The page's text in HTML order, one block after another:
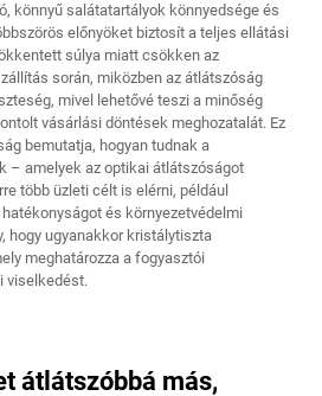
könnyű salátatartályok könnyedsége és
előnyöket biztosít a teljes ellátási
súlya miatt csökken az
során, miközben az átlátszóság
mivel lehetővé teszi a minőség
vásárlási döntések meghozatalát. Ez
bemutatja, hogyan tudnak a
– amelyek az optikai átlátszóságot
több üzleti célt is elérni, például
és környezetvédelmi
hogy ugyanakkor kristálytiszta
meghatározza a fogyasztói
viselkedést.
átlátszóbbá más,